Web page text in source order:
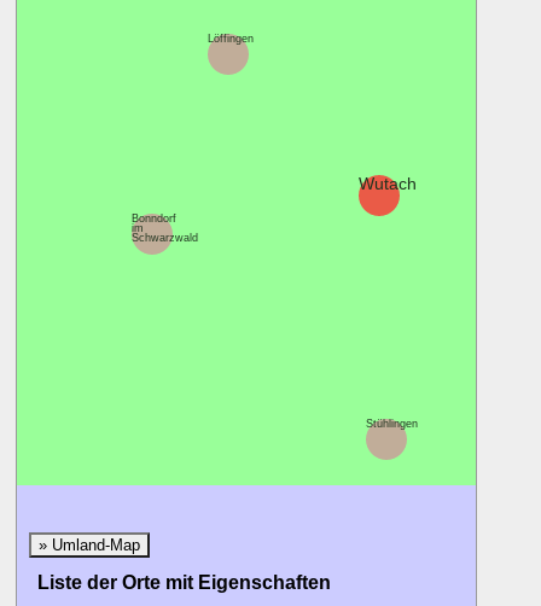
Wutach
Stühlingen
Bonndorf
im
Schwarzwald
Löffingen
» Umland-Map
Liste der Orte mit Eigenschaften